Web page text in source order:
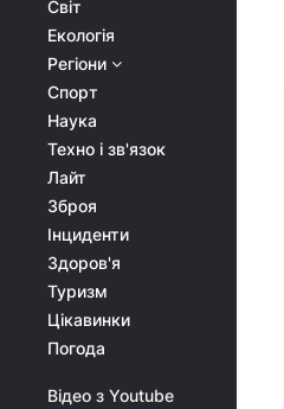
Світ
Екологія
Регіони
Спорт
Наука
Техно і зв'язок
Лайт
Зброя
Інциденти
Здоров'я
Туризм
Цікавинки
Погода
Відео з Youtube